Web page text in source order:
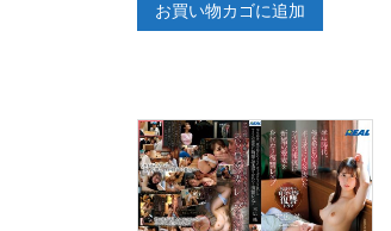
お買い物カゴに追加